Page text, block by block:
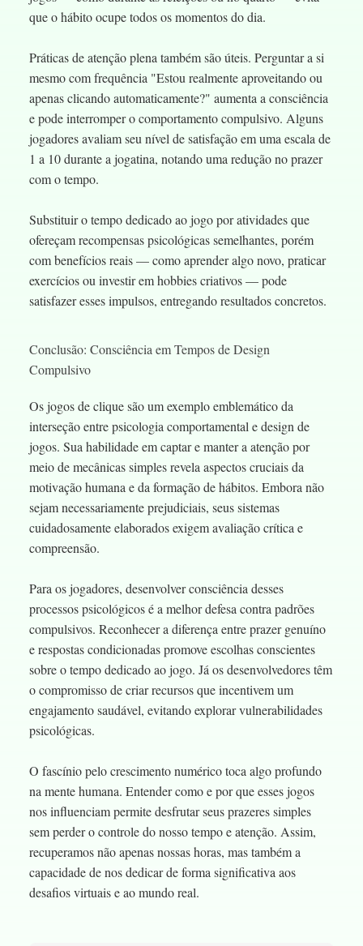
que o hábito ocupe todos os momentos do dia.
Práticas de atenção plena também são úteis. Perguntar a si
mesmo com frequência "Estou realmente aproveitando ou
apenas clicando automaticamente?" aumenta a consciência
e pode interromper o comportamento compulsivo. Alguns
jogadores avaliam seu nível de satisfação em uma escala de
1 a 10 durante a jogatina, notando uma redução no prazer
com o tempo.
Substituir o tempo dedicado ao jogo por atividades que
ofereçam recompensas psicológicas semelhantes, porém
com benefícios reais — como aprender algo novo, praticar
exercícios ou investir em hobbies criativos — pode
satisfazer esses impulsos, entregando resultados concretos.
Conclusão: Consciência em Tempos de Design
Compulsivo
Os jogos de clique são um exemplo emblemático da
interseção entre psicologia comportamental e design de
jogos. Sua habilidade em captar e manter a atenção por
meio de mecânicas simples revela aspectos cruciais da
motivação humana e da formação de hábitos. Embora não
sejam necessariamente prejudiciais, seus sistemas
cuidadosamente elaborados exigem avaliação crítica e
compreensão.
Para os jogadores, desenvolver consciência desses
processos psicológicos é a melhor defesa contra padrões
compulsivos. Reconhecer a diferença entre prazer genuíno
e respostas condicionadas promove escolhas conscientes
sobre o tempo dedicado ao jogo. Já os desenvolvedores têm
o compromisso de criar recursos que incentivem um
engajamento saudável, evitando explorar vulnerabilidades
psicológicas.
O fascínio pelo crescimento numérico toca algo profundo
na mente humana. Entender como e por que esses jogos
nos influenciam permite desfrutar seus prazeres simples
sem perder o controle do nosso tempo e atenção. Assim,
recuperamos não apenas nossas horas, mas também a
capacidade de nos dedicar de forma significativa aos
desafios virtuais e ao mundo real.